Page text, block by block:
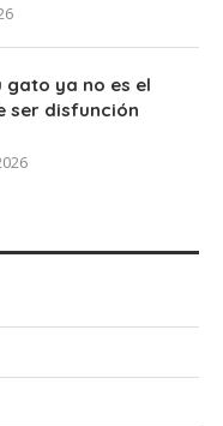
gato ya no es el
ser disfunción